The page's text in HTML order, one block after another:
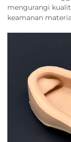
mengurangi
keamanan